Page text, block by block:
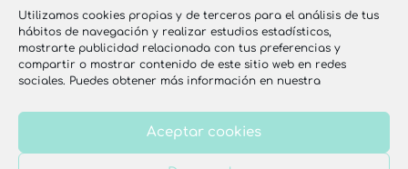
Utilizamos cookies propias y de terceros para el análisis de tus
hábitos de navegación y realizar estudios estadísticos,
mostrarte publicidad relacionada con tus preferencias y
compartir o mostrar contenido de este sitio web en redes
sociales. Puedes obtener más información en nuestra
Aceptar cookies
ESCUELA ONLINE
nutrición
recetas
Aviso legal Política de privacidad